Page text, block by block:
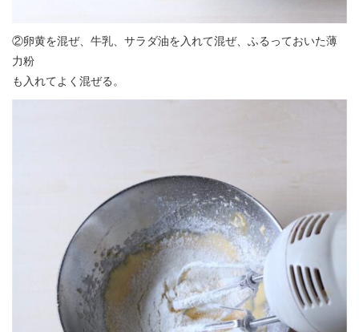
②卵黄を混ぜ、牛乳、サラダ油を入れて混ぜ、ふるっておいた薄
力粉
も入れてよく混ぜる。